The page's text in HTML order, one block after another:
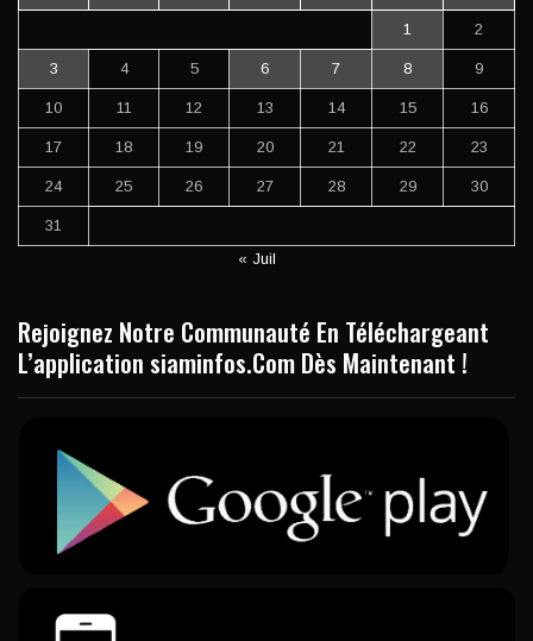
1 2
3 4 5 6 7 8 9
10 11 12 13 14 15 16
17 18 19 20 21 22 23
24 25 26 27 28 29 30
31
« Juil
Rejoignez Notre Communauté En Téléchargeant
L’application siaminfos.Com Dès Maintenant !